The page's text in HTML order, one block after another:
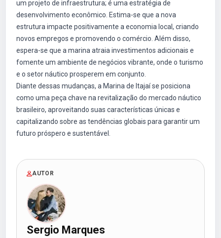
um projeto de infraestrutura; é uma estratégia de
desenvolvimento econômico. Estima-se que a nova
estrutura impacte positivamente a economia local, criando
novos empregos e promovendo o comércio. Além disso,
espera-se que a marina atraia investimentos adicionais e
fomente um ambiente de negócios vibrante, onde o turismo
e o setor náutico prosperem em conjunto.
Diante dessas mudanças, a Marina de Itajaí se posiciona
como uma peça chave na revitalização do mercado náutico
brasileiro, aproveitando suas características únicas e
capitalizando sobre as tendências globais para garantir um
futuro próspero e sustentável.
AUTOR
Sergio Marques